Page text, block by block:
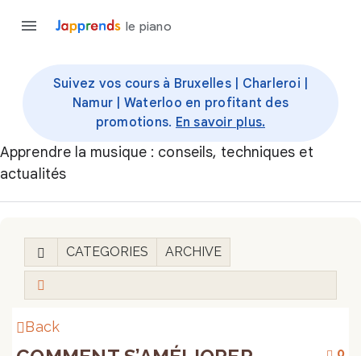
le piano
Suivez vos cours à Bruxelles | Charleroi |
Namur | Waterloo en profitant des
promotions. En savoir plus.
Apprendre la musique : conseils, techniques et
actualités
CATEGORIES ARCHIVE
Back